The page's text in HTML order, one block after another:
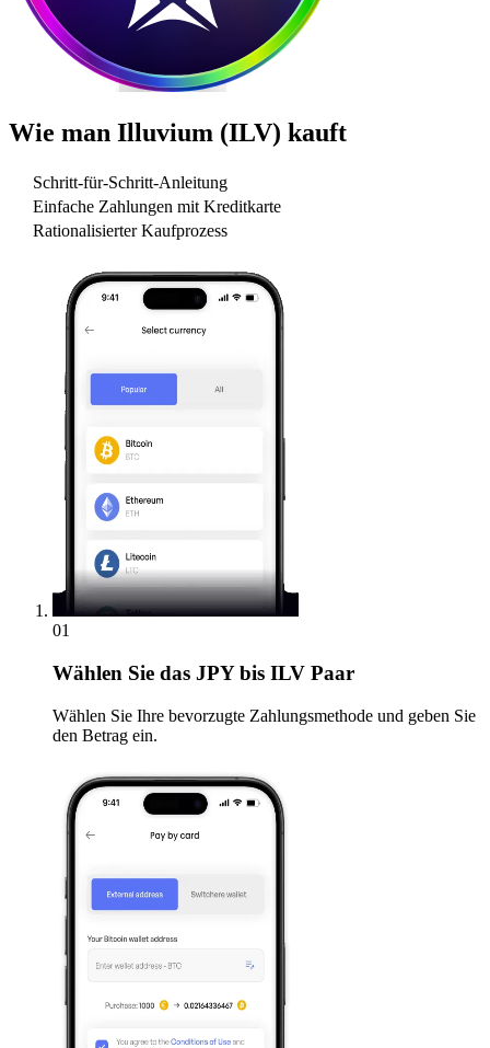
Wie man Illuvium (ILV) kauft
Schritt-für-Schritt-Anleitung
Einfache Zahlungen mit Kreditkarte
Rationalisierter Kaufprozess
01
Wählen Sie das JPY bis ILV Paar
Wählen Sie Ihre bevorzugte Zahlungsmethode und geben Sie
den Betrag ein.